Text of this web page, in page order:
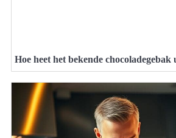
Hoe heet het bekende chocoladegebak